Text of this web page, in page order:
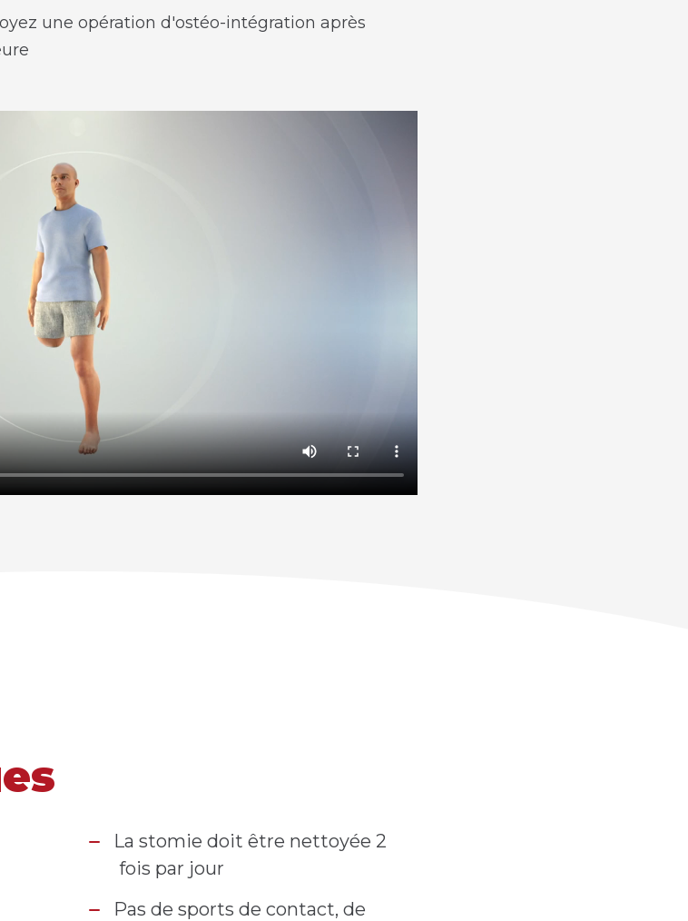
une opération d'ostéo-intégration après
La stomie doit être nettoyée 2
fois par jour
Pas de sports de contact, de